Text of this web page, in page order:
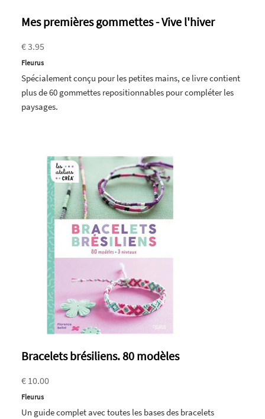
Mes premières gommettes - Vive l'hiver
€ 3.95
Fleurus
Spécialement conçu pour les petites mains, ce livre contient
plus de 60 gommettes repositionnables pour compléter les
paysages.
Bracelets brésiliens. 80 modèles
€ 10.00
Fleurus
Un guide complet avec toutes les bases des bracelets